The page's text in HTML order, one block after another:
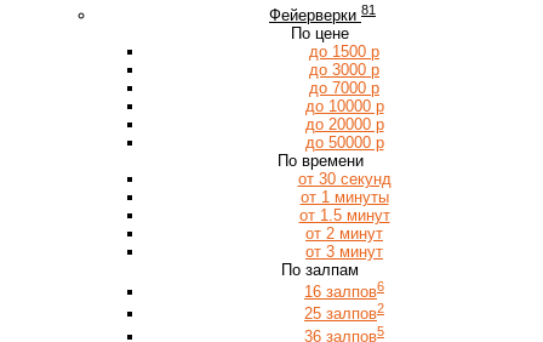
Фейерверки 81
По цене
до 1500 р
до 3000 р
до 7000 р
до 10000 р
до 20000 р
до 50000 р
По времени
от 30 секунд
от 1 минуты
от 1.5 минут
от 2 минут
от 3 минут
По залпам
16 залпов6
25 залпов2
36 залпов5